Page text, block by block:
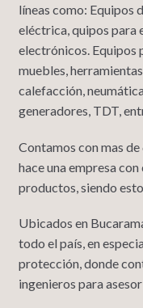
líneas como: Equipos
eléctrica, quipos para
electrónicos. Equipos
muebles,
calefacción,
generadores, TDT,
Contamos con mas
hace una empresa
productos, siendo
Ubicados en
todo el país, en
protección, donde
ingenieros para